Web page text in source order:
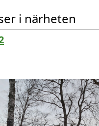
i närheten